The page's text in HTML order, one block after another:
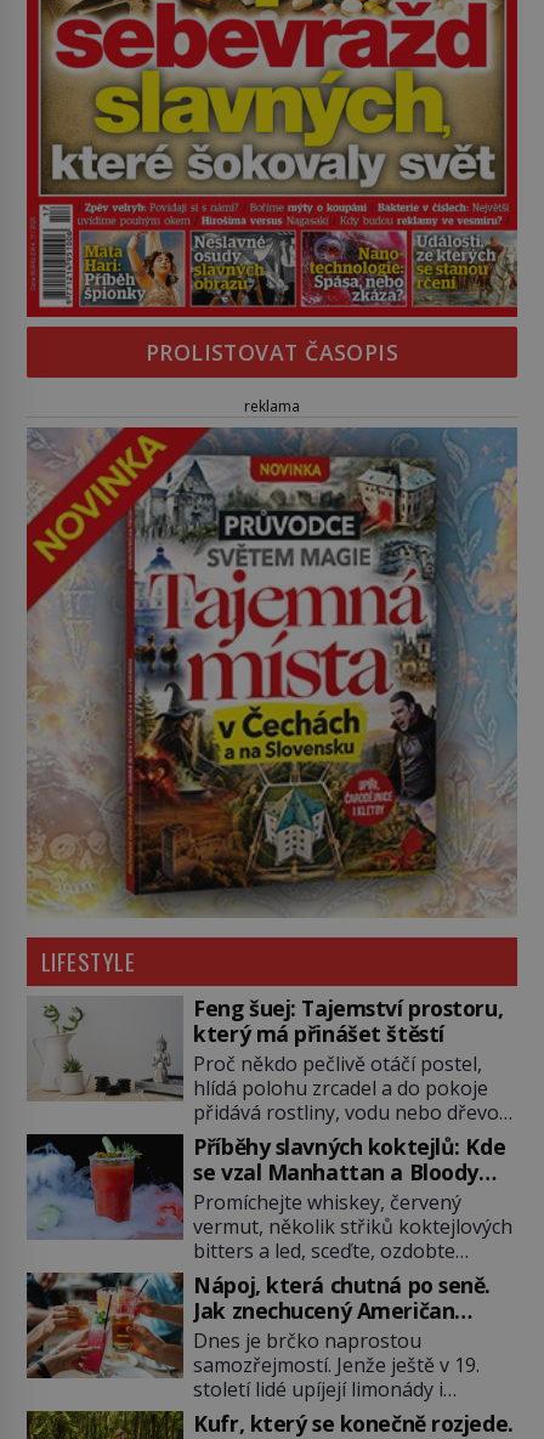
PROLISTOVAT ČASOPIS
reklama
LIFESTYLE
Feng šuej: Tajemství prostoru,
který má přinášet štěstí
Proč někdo pečlivě otáčí postel,
hlídá polohu zrcadel a do pokoje
přidává rostliny, vodu nebo dřevo?
Feng šuej tvrdí, že domov není jen
soubor zdí a nábytku. Je to prostor,
kterým proudí energie čchi a jeho
uspořádání může ovlivňovat, jak se
v něm člověk cítí. Feng šuej má
kořeny ve staré Číně a jeho historie
[…]
Příběhy slavných koktejlů: Kde
se vzal Manhattan a Bloody
Mary?
Promíchejte whiskey, červený
vermut, několik střiků koktejlových
bitters a led, sceďte, ozdobte
koktejlovou třešinkou a tadá…
Manhattan je tu! A pokud to má být
skutečně on, dejte si pozor, ať
místo klasické americké rye
whiskey či klidně bourbonu
nepoužijete skotskou whisku. Co
se stane? Inu, koktejl bude stále
Nápoj, která chutná po seně.
Jak znechucený Američan
vymyslel brčko
Dnes je brčko naprostou
samozřejmostí. Jenže ještě v 19.
století lidé upíjejí limonády i
koktejly dutými stébly žita nebo
Kufr, který se konečně rozjede.